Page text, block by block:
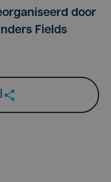
door
Fields